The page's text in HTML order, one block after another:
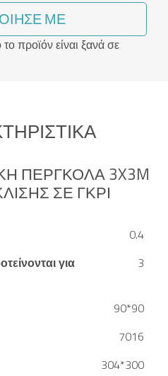
ΜΕ
προϊόν είναι ξανά σε
ΠΈΡΓΚΟΛΑ 3X3M
ΣΕ ΓΚΡΙ
0.4
για
3
90*90
7016
304*300